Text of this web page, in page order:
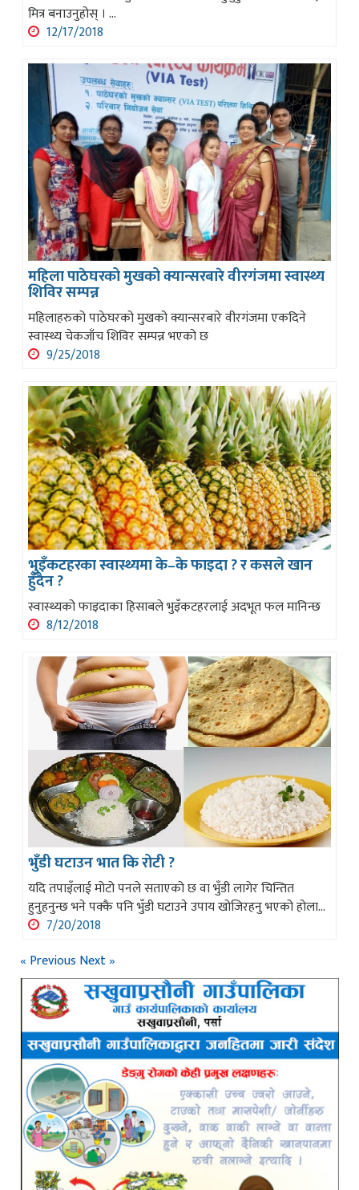
मित्र बनाउनुहोस् । ...
12/17/2018
महिला पाठेघरको मुखको क्यान्सरबारे वीरगंजमा स्वास्थ्य
शिविर सम्पन्न
महिलाहरुको पाठेघरको मुखको क्यान्सरबारे वीरगंजमा एकदिने
स्वास्थ्य चेकजाँच शिविर सम्पन्न भएको छ
9/25/2018
भुइँकटहरका स्वास्थ्यमा के–के फाइदा ? र कसले खान
हुँदैन ?
स्वास्थ्यको फाइदाका हिसाबले भुइँकटहरलाई अदभूत फल मानिन्छ
8/12/2018
भुँडी घटाउन भात कि रोटी ?
यदि तपाइँलाई मोटो पनले सताएको छ वा भुँडी लागेर चिन्तित
हुनुहनुन्छ भने पक्कै पनि भुँडी घटाउने उपाय खोजिरहनु भएको होला...
7/20/2018
« Previous Next »